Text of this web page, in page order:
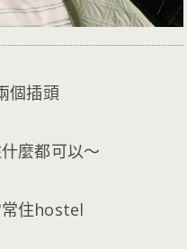
個插頭
麼都可以～
住hostel